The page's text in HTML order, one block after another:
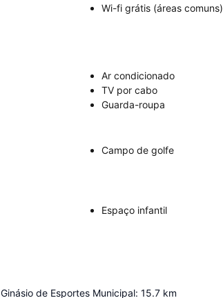
Wi-fi grátis (áreas comuns)
Ar condicionado
TV por cabo
Guarda-roupa
Campo de golfe
Espaço infantil
Ginásio de Esportes Municipal: 15.7 km